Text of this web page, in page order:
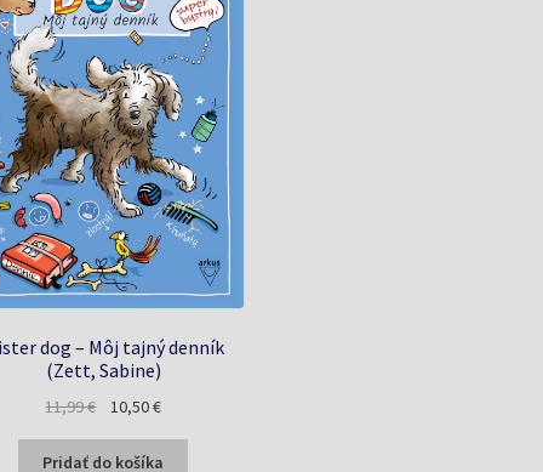
dog – Môj tajný denník
(Zett, Sabine)
11,99€
Pôvodná
bola:
10,50€Aktuálna
je:
Pridať do košíka